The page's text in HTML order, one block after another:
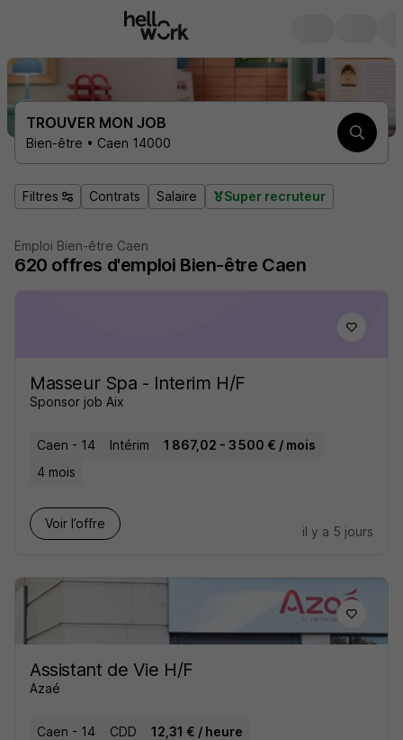
TROUVER MON JOB
Bien-être • Caen 14000
Filtres Contrats Salaire Super recruteur
Emploi Bien-être Caen
620 offres d'emploi Bien-être Caen
Masseur Spa - Interim H/F
Sponsor job Aix
Caen - 14 Intérim
1 867,02 - 3 500 € / mois
4 mois
Voir l’offre
il y a 5 jours
Assistant de Vie H/F
Azaé
Caen - 14 CDD 12,31 € / heure